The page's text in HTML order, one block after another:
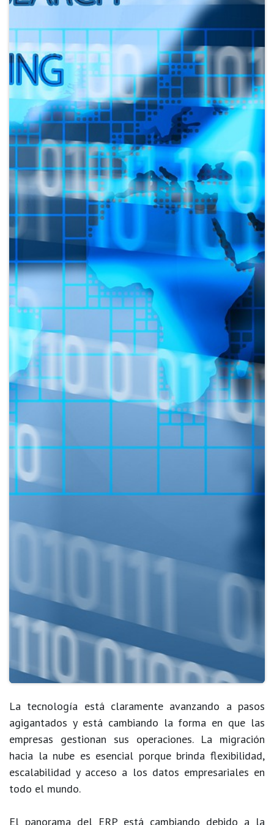
La tecnología está claramente avanzando a pasos
agigantados y está cambiando la forma en que las
empresas gestionan sus operaciones. La migración
hacia la nube es esencial porque brinda flexibilidad,
escalabilidad y acceso a los datos empresariales en
todo el mundo.
El panorama del ERP está cambiando debido a la